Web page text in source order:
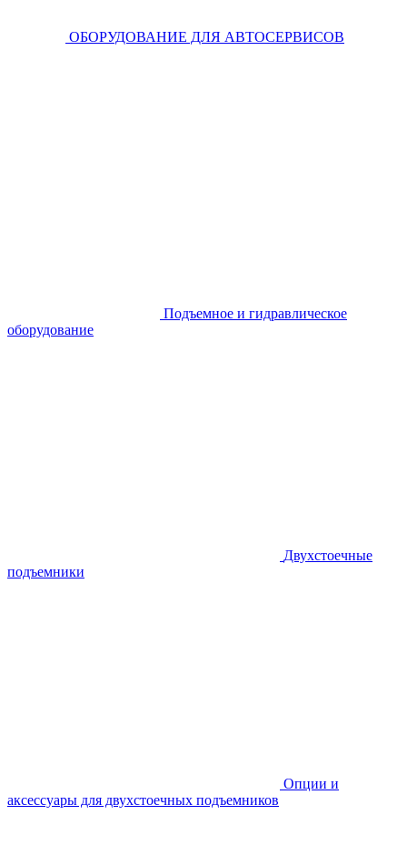
ОБОРУДОВАНИЕ ДЛЯ АВТОСЕРВИСОВ
Подъемное и гидравлическое
оборудование
Двухстоечные
подъемники
Опции и
аксессуары для двухстоечных подъемников